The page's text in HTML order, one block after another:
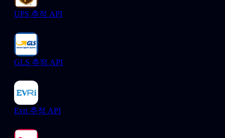
UPS 추적 API
GLS 추적 API
Evri 추적 API